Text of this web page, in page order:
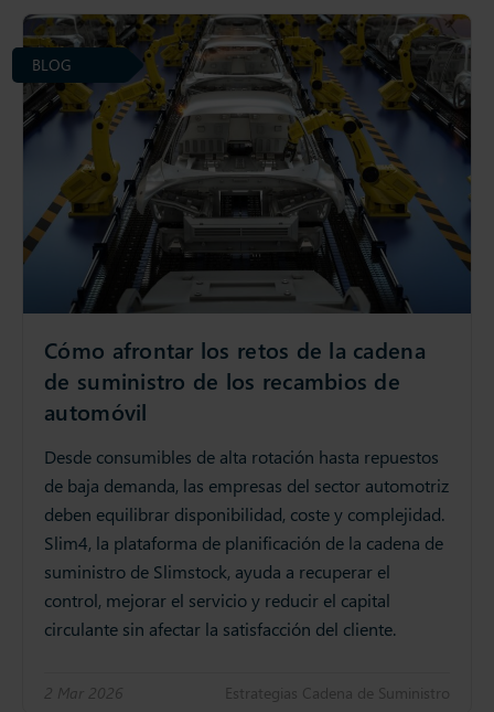
Cómo afrontar los retos de la cadena
de suministro de los recambios de
automóvil
Desde consumibles de alta rotación hasta repuestos
de baja demanda, las empresas del sector automotriz
deben equilibrar disponibilidad, coste y complejidad.
Slim4, la plataforma de planificación de la cadena de
suministro de Slimstock, ayuda a recuperar el
control, mejorar el servicio y reducir el capital
circulante sin afectar la satisfacción del cliente.
2 Mar 2026 Estrategias Cadena de Suministro
BLOG